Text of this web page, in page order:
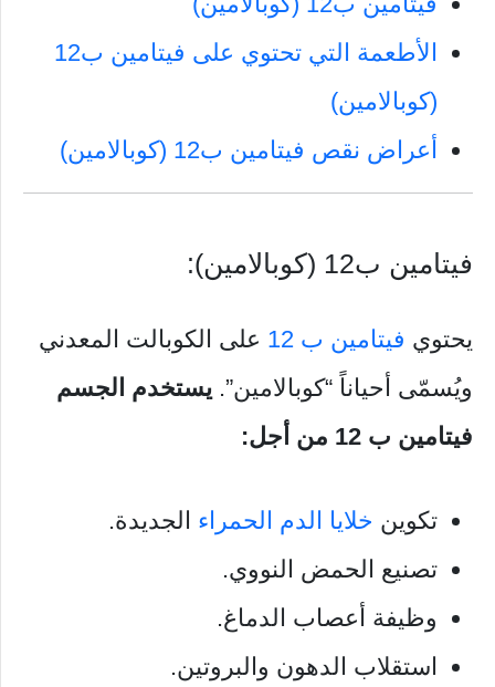
الأطعمة التي تحتوي على فيتامين ب12
(كوبالامين)
أعراض نقص فيتامين ب12 (كوبالامين)
فيتامين ب12 (كوبالامين):
يحتوي فيتامين ب 12
على الكوبالت المعدني
ويُسمّى أحياناً “كوبالامين”. يستخدم الجسم
فيتامين ب 12 من أجل:
تكوين خلايا الدم الحمراء الجديدة.
تصنيع الحمض النووي.
وظيفة أعصاب الدماغ.
استقلاب الدهون والبروتين.